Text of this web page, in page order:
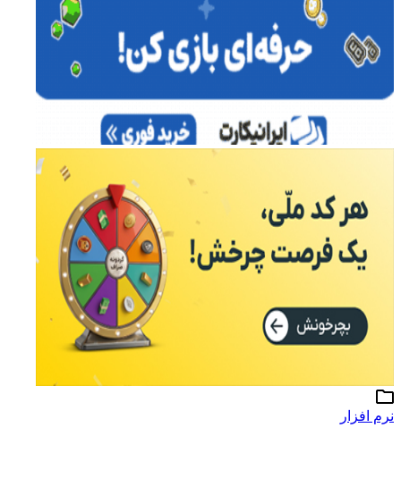
نرم افزار